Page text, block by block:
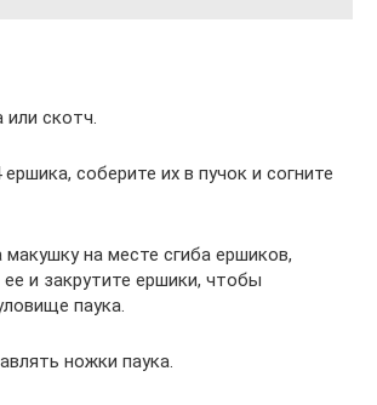
или скотч.
соберите их в пучок и согните
макушку на месте сгиба ершиков,
ее и закрутите ершики, чтобы
паука.
ножки паука.